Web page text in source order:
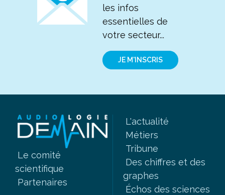
les infos
essentielles de
votre secteur...
JE M'INSCRIS
Le comité
scientifique
Partenaires
L'actualité
Métiers
Tribune
Des chiffres et des
graphes
Échos des sciences